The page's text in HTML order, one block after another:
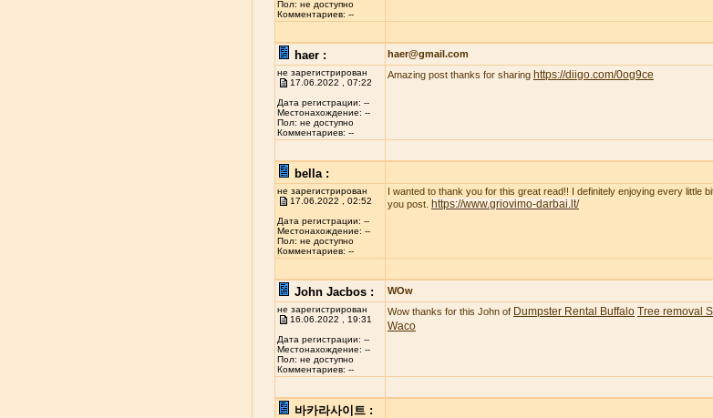
Пол: не доступно
Комментариев: --
haer : haer@gmail.com
не зарегистрирован
17.06.2022 , 07:22
Дата регистрации: --
Местонахождение: --
Пол: не доступно
Комментариев: --
Amazing post thanks for sharing https://diigo.com/0og9ce
bella :
не зарегистрирован
17.06.2022 , 02:52
Дата регистрации: --
Местонахождение: --
Пол: не доступно
Комментариев: --
I wanted to thank you for this great read!! I definitely enjoying every little
you post.
https://www.griovimo-darbai.lt/
John Jacbos : WOw
не зарегистрирован
16.06.2022 , 19:31
Дата регистрации: --
Местонахождение: --
Пол: не доступно
Комментариев: --
Wow thanks for this John of Dumpster Rental Buffalo Tree removal
Waco
바카라사이트 :